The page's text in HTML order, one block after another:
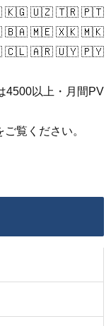
🇰🇬 🇺🇿 🇹🇷 🇵🇹
🇧🇦 🇲🇪 🇽🇰 🇲🇰
🇨🇱 🇦🇷 🇺🇾 🇵🇾
4500以上・月間PV
覧ください。